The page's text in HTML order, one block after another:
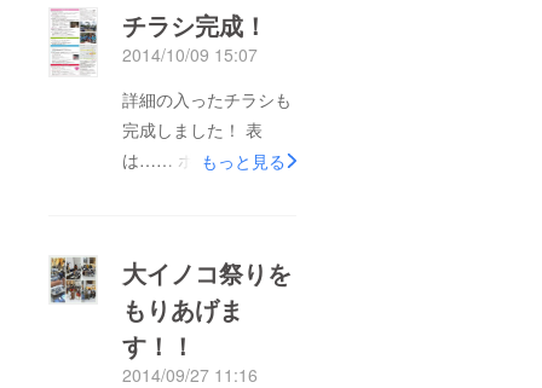
大詰め、 そして、こ
のたび、公式ホーム
ページに Mayumi
Kubo (Amy) さんの翻
訳により、 英語ペー
りをよろしくお願いし
ます！！
チラシ完成！
2014/10/09 15:07
詳細の入ったチラシも
完成しました！ 表
は…… ポスターと配
す！ →大イノコ祭り
公式サイト あと、一
か月です！！
もっと見る
大イノコ祭りを
もりあげま
す！！
2014/09/27 11:16